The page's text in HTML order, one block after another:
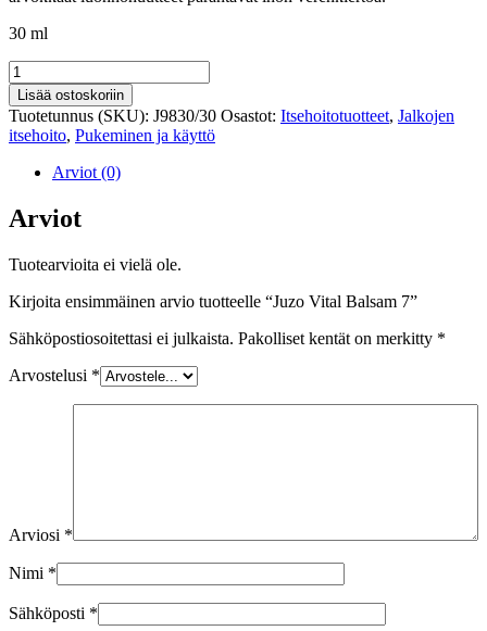
30 ml
Juzo
Vital
Balsam
7
määrä
Lisää ostoskoriin
Tuotetunnus (SKU): J9830/30 Osastot: Itsehoitotuotteet, Jalkojen
itsehoito, Pukeminen ja käyttö
Arviot (0)
Arviot
Tuotearvioita ei vielä ole.
Kirjoita ensimmäinen arvio tuotteelle “Juzo Vital Balsam 7”
Sähköpostiosoitettasi ei julkaista. Pakolliset kentät on merkitty *
Arvostelusi *
Arviosi *
Nimi *
Sähköposti *